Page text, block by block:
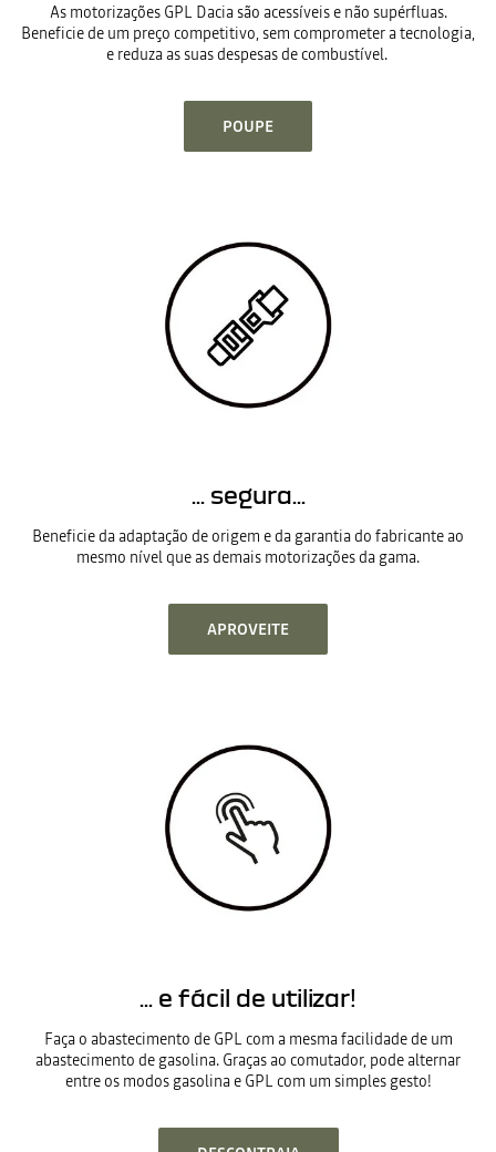
As motorizações GPL Dacia são acessíveis e não supérfluas.
Beneficie de um preço competitivo, sem comprometer a tecnologia,
e reduza as suas despesas de combustível.
POUPE
... segura...
Beneficie da adaptação de origem e da garantia do fabricante ao
mesmo nível que as demais motorizações da gama.
APROVEITE
... e fácil de utilizar!
Faça o abastecimento de GPL com a mesma facilidade de um
abastecimento de gasolina. Graças ao comutador, pode alternar
entre os modos gasolina e GPL com um simples gesto!